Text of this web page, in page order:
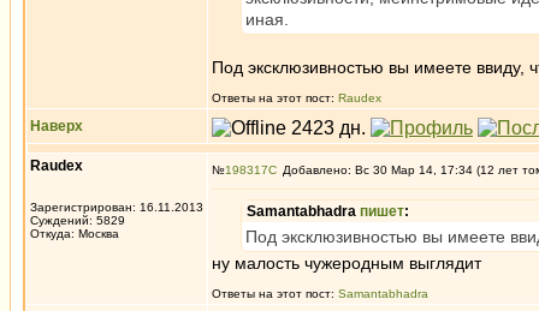
иная.
Под эксклюзивностью вы имеете ввиду,
Ответы на этот пост: Raudex
Наверх
Raudex
Зарегистрирован: 16.11.2013
Суждений: 5829
Откуда: Москва
№198317 Добавлено: Вс 30 Мар 14, 17:34 (12 лет
Samantabhadra пишет:
Под эксклюзивностью вы имеете
ну малость чужеродным выглядит
Ответы на этот пост: Samantabhadra